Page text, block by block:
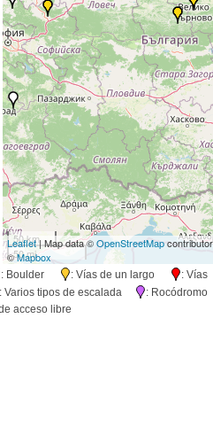
50 km
50 mi
Leaflet| Map data ©OpenStreetMap
©Mapbox
: Boulder : Vías de un largo
: Vías
: Varios tipos de escalada
: Rocódromo
acceso libre